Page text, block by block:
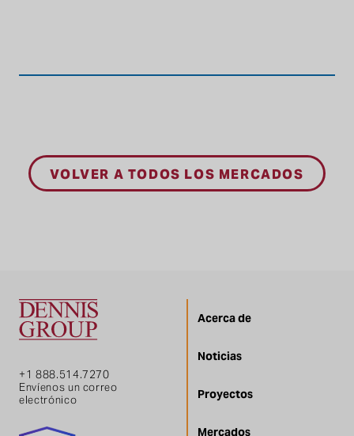
VOLVER A TODOS LOS MERCADOS
+1 888.514.7270
Envíenos un correo
electrónico
Acerca de
Noticias
Proyectos
Mercados